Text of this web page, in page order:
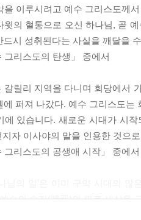
을 이루시려고 예수 그리스도께
윗의 혈통으로 오신 하나님, 곧
드시 성취된다는 사실을 깨달을
그리스도의 탄생」 중에서
갈릴리 지역을 다니며 회당에서
에 퍼져 나갔다. 예수 그리스도
에 있습니다. 새로운 시대가 시
지자 이사야의 말을 인용한 것으
그리스도의 공생애 시작」 중에서
수의 속죄(贖罪)의 피로 세상을